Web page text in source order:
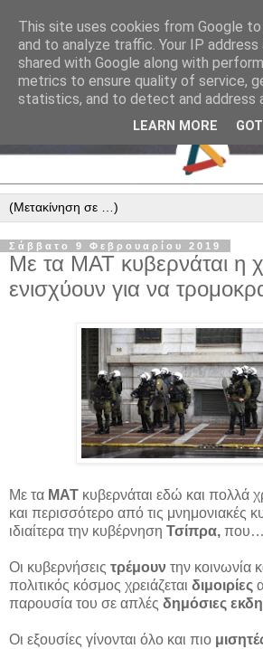
Σάββατο 9 Φεβρουαρίου 2019
Με τα ΜΑΤ κυβερνάται η
ενισχύουν για να
Με τα ΜΑΤ κυβερνάται εδώ και πολλά
και περισσότερο από τις μνημονιακές
ιδιαίτερα την κυβέρνηση Τσίπρα, που…
Οι κυβερνήσεις τρέμουν την κοινωνία
πολιτικός κόσμος χρειάζεται διμοιρίες
παρουσία του σε απλές δημόσιες
Οι εξουσίες γίνονται όλο και πιο
This site uses cookies from Google
and to analyze traffic. Your IP address
shared with Google along with
metrics to ensure quality of service,
statistics, and to detect and address
LEARN MORE